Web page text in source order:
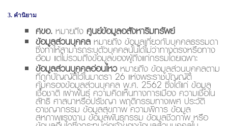
3. คำนิยาม
ศขอ.หมายถึงศูนย์ข้อมูลอสังหาริมทรัพย์
ข้อมูลส่วนบุคคลหมายถึง ข้อมูลเกี่ยวกับบุคคลธรรมดา
ซึ่งทำให้สามารถระบุตัวบุคคลนั้นได้ไม่ว่าทางตรงหรือทาง
อ้อม แต่ไม่รวมถึงข้อมูลของผู้ถึงแก่กรรมโดยเฉพาะ
ข้อมูลส่วนบุคคลอ่อนไหวหมายถึง ข้อมูลส่วนบุคคลตาม
ที่ถูกบัญญัติไว้ในมาตรา 26 แห่งพระราชบัญญัติ
คุ้มครองข้อมูลส่วนบุคคล พ.ศ. 2562 ซึ่งได้แก่ ข้อมูล
เชื้อชาติ เผ่าพันธุ์ ความคิดเห็นทางการเมือง ความเชื่อใน
ลัทธิ ศาสนาหรือปรัชญา พฤติกรรมทางเพศ ประวัติ
อาชญากรรม ข้อมูลสุขภาพ ความพิการ ข้อมูล
สหภาพแรงงาน ข้อมูลพันธุกรรม ข้อมูลชีวภาพ หรือ